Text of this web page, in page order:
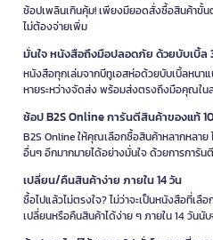
ช้อปเพลินเกินคุ้ม! เพียงมียอดสั่งซื้อสินค้าขั้
ไม่ต้องจ่ายเพิ่ม
มั่นใจ หนังสือถึงมือปลอดภัย ด้วยบับเบิ้ล
หนังสือทุกเล่มจากบีทูเอสห่อด้วยบับเบิ้ลหนา
หายระหว่างจัดส่ง พร้อมส่งตรงถึงมือคุณใ
ช้อป B2S Online การันตีสินค้าของแท้
B2S Online ให้คุณเลือกซื้อสินค้าหลากหลาย
อื่นๆ อีกมากมายได้อย่างมั่นใจ ด้วยการการั
เปลี่ยน/คืนสินค้าง่าย ภายใน 14 วัน
ซื้อไปแล้วไม่ตรงใจ? ไม่ว่าจะเป็นหนังสือที่
เปลี่ยนหรือคืนสินค้าได้ง่าย ๆ ภายใน 14 วันนั